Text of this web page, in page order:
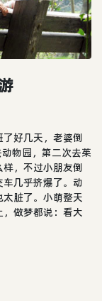
好几天，老婆倒
物园，第二次去茱
，不过小朋友倒
几乎挤爆了。动
脏了。小萌整天
做梦都说：看大